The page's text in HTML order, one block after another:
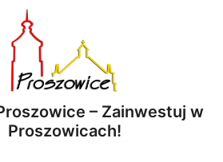
– Zainwestuj w
Proszowicach!